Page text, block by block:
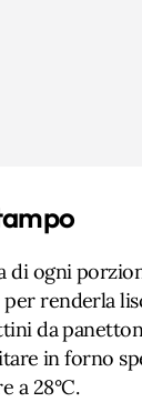
di ogni
renderla
da
in forno
a 28°C.